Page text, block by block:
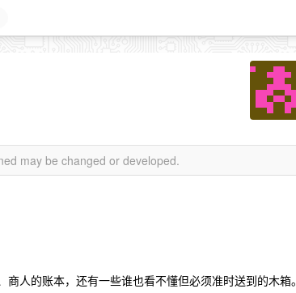
may be changed or developed.
人的账本，还有一些谁也看不懂但必须准时送到的木箱。